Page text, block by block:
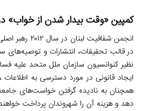
کمپین «وقت بیدار شدن از خواب»
در قالب تحقیقات، انتشارات و توصیه‌های
نظیر کنوانسیون سازمان ملل متحد علیه
ایجاد قانونی در مورد دسترسی به
همچنان به نادیده گرفتن خواست‌های
دهد و هزینه آن را شهروندان پرداخت